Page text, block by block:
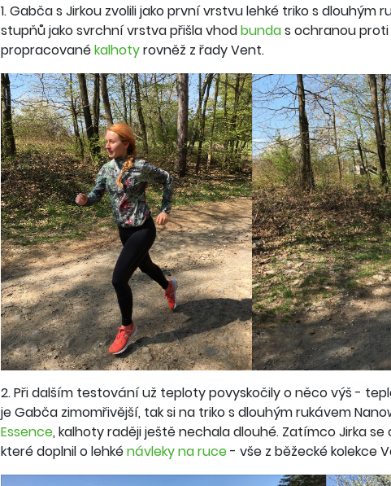
1. Gabča s Jirkou zvolili jako první vrstvu lehké triko s dlouhým
stupňů jako svrchní vrstva přišla vhodbundas ochranou proti
propracovanékalhotyrovněž z řady Vent.
2. Při dalším testování už teploty povyskočily o něco výš -
je Gabča zimomřivější, tak si na triko s dlouhým rukávem
Essence, kalhoty raději ještě nechala dlouhé. Zatímco Jirka
které doplnil o lehkénávleky na ruce- vše z běžecké kolekce